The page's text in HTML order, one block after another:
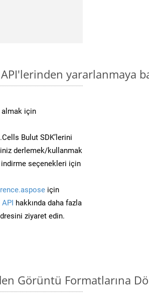
API'lerinden yararlanmaya
almak için
Bulut SDK’lerini
derlemek/kullanmak
seçenekleri için
için
API hakkında daha fazla
ziyaret edin.
Görüntü Formatlarına